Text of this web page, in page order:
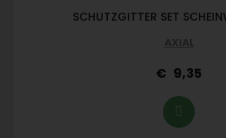
SCHUTZGITTER SET
AXIAL
9,35